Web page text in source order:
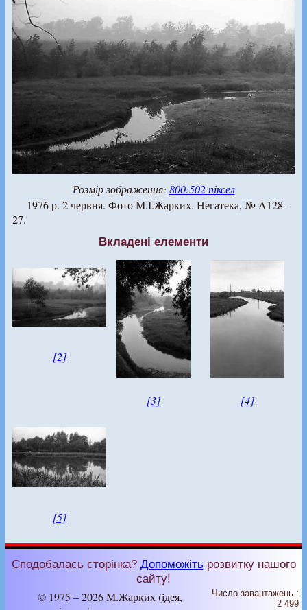
Розмір зображення: 800:502 піксел
1976 р. 2 червня. Фото М.І.Жарких. Негатека, № A128-
27.
Вкладені елементи
[2]
[3] [4]
[5]
Сподобалась сторінка? Допоможітьрозвитку нашого
сайту!
© 1975 – 2026 М.Жарких (ідея,
Число завантажень :
2 499